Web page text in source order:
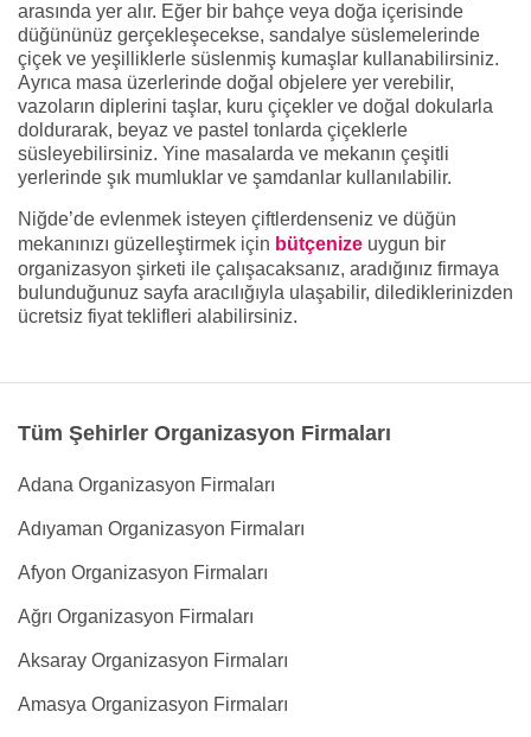
arasında yer alır. Eğer bir bahçe veya doğa içerisinde
düğününüz gerçekleşecekse, sandalye süslemelerinde
çiçek ve yeşilliklerle süslenmiş kumaşlar kullanabilirsiniz.
Ayrıca masa üzerlerinde doğal objelere yer verebilir,
vazoların diplerini taşlar, kuru çiçekler ve doğal dokularla
doldurarak, beyaz ve pastel tonlarda çiçeklerle
süsleyebilirsiniz. Yine masalarda ve mekanın çeşitli
yerlerinde şık mumluklar ve şamdanlar kullanılabilir.
Niğde’de evlenmek isteyen çiftlerdenseniz ve düğün
mekanınızı güzelleştirmek için bütçenize uygun bir
organizasyon şirketi ile çalışacaksanız, aradığınız firmaya
bulunduğunuz sayfa aracılığıyla ulaşabilir, dilediklerinizden
ücretsiz fiyat teklifleri alabilirsiniz.
Tüm Şehirler Organizasyon Firmaları
Adana Organizasyon Firmaları
Adıyaman Organizasyon Firmaları
Afyon Organizasyon Firmaları
Ağrı Organizasyon Firmaları
Aksaray Organizasyon Firmaları
Amasya Organizasyon Firmaları